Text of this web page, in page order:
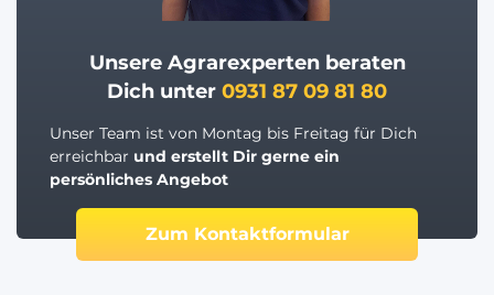
Unsere Agrarexperten beraten
Dich unter 0931 87 09 81 80
Unser Team ist von Montag bis Freitag für Dich
erreichbar und erstellt Dir gerne ein
persönliches Angebot
Zum Kontaktformular